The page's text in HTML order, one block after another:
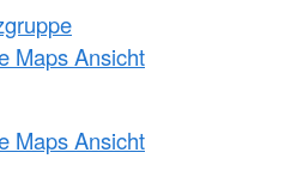
Maps Ansicht
Maps Ansicht